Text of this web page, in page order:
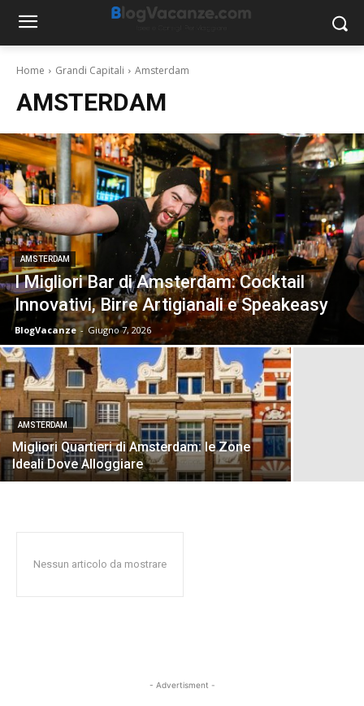
Home Grandi Capitali Amsterdam
AMSTERDAM
AMSTERDAM
I Migliori Bar di Amsterdam: Cocktail
Innovativi, Birre Artigianali e Speakeasy
BlogVacanze - Giugno 7, 2026
AMSTERDAM
Migliori Quartieri di Amsterdam: le Zone
Ideali Dove Alloggiare
Nessun articolo da mostrare
- Advertisment -